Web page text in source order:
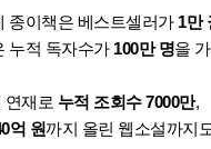
종이책은 베스트셀러가 1만
누적 독자수가 100만 명을
연재로 누적 조회수 7000만,
억 원까지 올린 웹소설까지